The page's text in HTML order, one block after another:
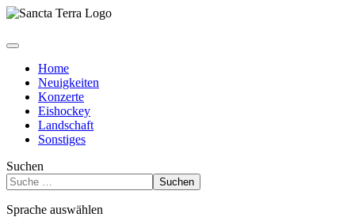
Home
Neuigkeiten
Konzerte
Eishockey
Landschaft
Sonstiges
Suchen
Suchen
Sprache auswählen